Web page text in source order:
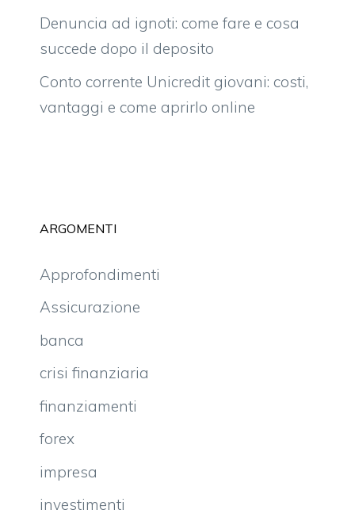
Denuncia ad ignoti: come fare e cosa
succede dopo il deposito
Conto corrente Unicredit giovani: costi,
vantaggi e come aprirlo online
ARGOMENTI
Approfondimenti
Assicurazione
banca
crisi finanziaria
finanziamenti
forex
impresa
investimenti